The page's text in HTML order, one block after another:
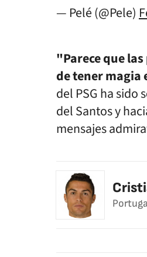
— Pelé (@Pele)
"Parece que
de tener magia
del PSG ha sido
del Santos y
mensajes